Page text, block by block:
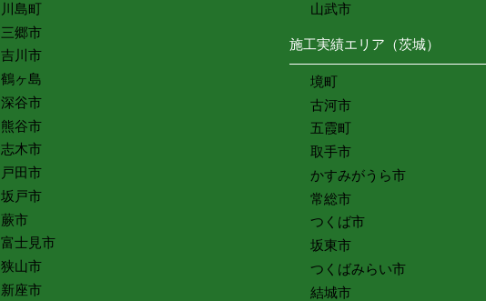
川島町
三郷市
吉川市
鶴ヶ島
深谷市
熊谷市
志木市
戸田市
坂戸市
蕨市
富士見市
狭山市
新座市
山武市
施工実績エリア（茨城）
境町
古河市
五霞町
取手市
かすみがうら市
常総市
つくば市
坂東市
つくばみらい市
結城市